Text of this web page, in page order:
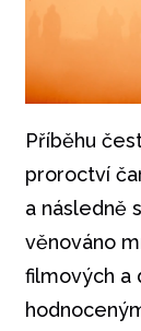
Příběhu
proroctví
a následně
věnováno
filmových a